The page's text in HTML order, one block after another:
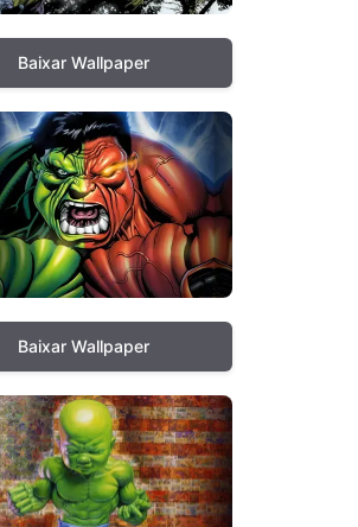
Baixar Wallpaper
Baixar Wallpaper